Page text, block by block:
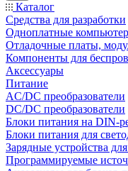
Каталог
Средства для разработки
Одноплатные
Отладочные платы,
Компоненты для
Аксессуары
Питание
AC/DC преобразователи
DC/DC преобразователи
Блоки питания на DIN-
Блоки питания для
Зарядные устройства
Программируемые